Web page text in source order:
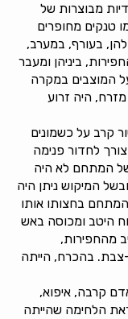
מבוצרות של
טנקים מחופרים
בעורף, במערב,
ביניהן ומעבר
המוצבים במקרה
היה זרוע
קרב על כשמונים
לחדור פנימה
המתחם לא היה
המיקוש ניתן היה
בחצותו אותו
היטב ומכוסה באש
מהחפירות,
צבת. בהכרח, הייתה
קרבה, איפוא,
הלחימה שהייתה